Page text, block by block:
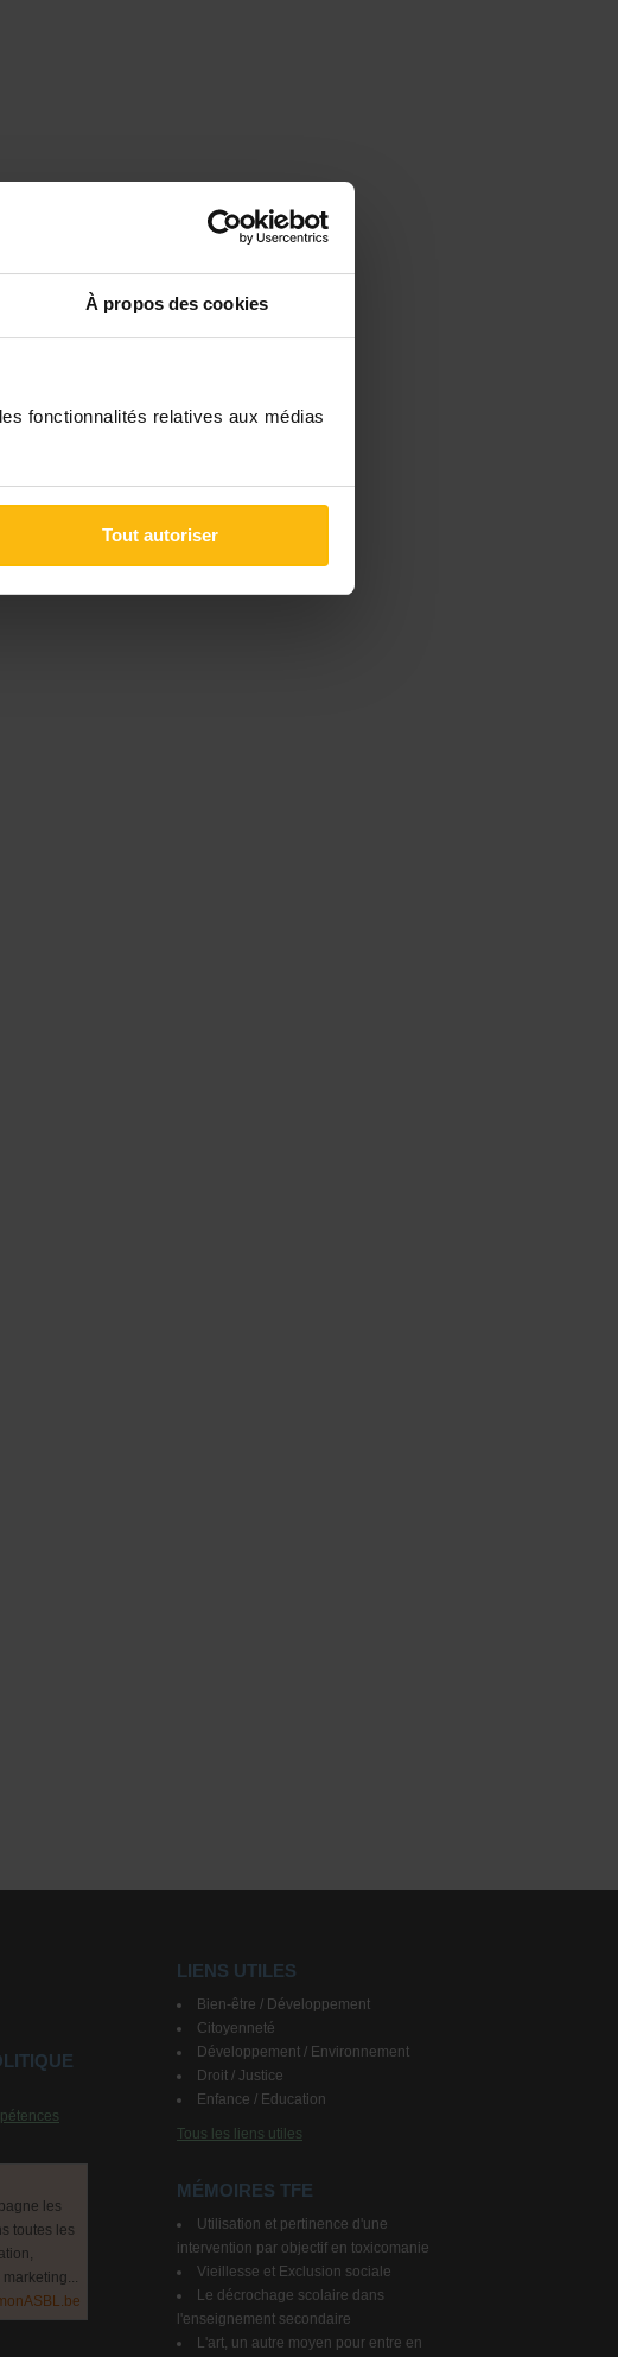
À propos des cookies
fonctionnalités relatives aux médias
Tout autoriser
les
toutes les
LIENS UTILES
Bien-être / Développement
Citoyenneté
Développement / Environnement
Droit / Justice
Enfance / Education
Tous les liens utiles
MÉMOIRES TFE
Utilisation et pertinence d'une
intervention par objectif en toxicomanie
Vieillesse et Exclusion sociale
Le décrochage scolaire dans
l'enseignement secondaire
L'art, un autre moyen pour entre en